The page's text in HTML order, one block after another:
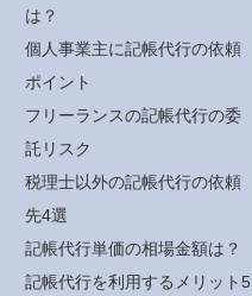
は？
個人事業主に記帳代行の依頼
ポイント
フリーランスの記帳代行の委
託リスク
税理士以外の記帳代行の依頼
先4選
記帳代行単価の相場金額は？
記帳代行を利用するメリット5